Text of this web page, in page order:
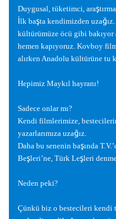
Duygusal, tüketimci, araş
İlk başta kendimizden uzağ
kültürümüze öcü gibi
hemen kapıyoruz. Kovboy
alırken Anadolu kültürüne tu
Hepimiz Maykıl hayranı!
Sadece onlar mı?
Kendi filmlerimize,
yazarlarımıza uzağız.
Daha bu senenin başında
Beşleri’ne, Türk Leşleri
Neden peki?
Çünkü biz o bestecileri kendi